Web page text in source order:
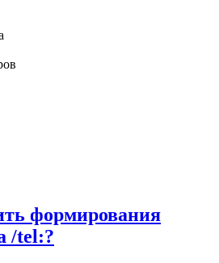
формирования
/tel:?